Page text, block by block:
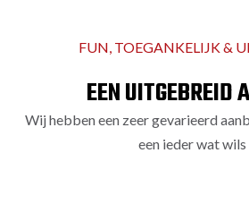
FUN, TOEGANKELIJK &
EEN UITGEBREID
Wij hebben een zeer gevarieerd
een ieder wat wils